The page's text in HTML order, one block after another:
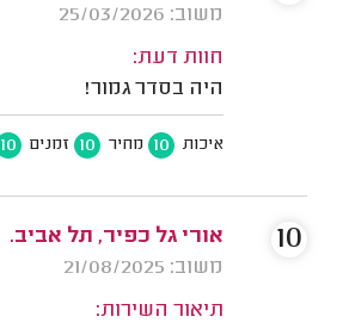
משוב: 25/03/2026
חוות דעת:
היה בסדר גמור!
איכות 10 מחיר 10 זמנים 10
אורי גל כפיר, תל אביב.
משוב: 21/08/2025
תיאור השירות:
10